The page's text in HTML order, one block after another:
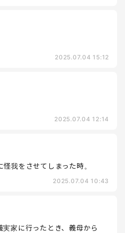
2025.07.04 15:12
2025.07.04 12:14
我をさせてしまった時。
2025.07.04 10:43
家に行ったとき、義母から